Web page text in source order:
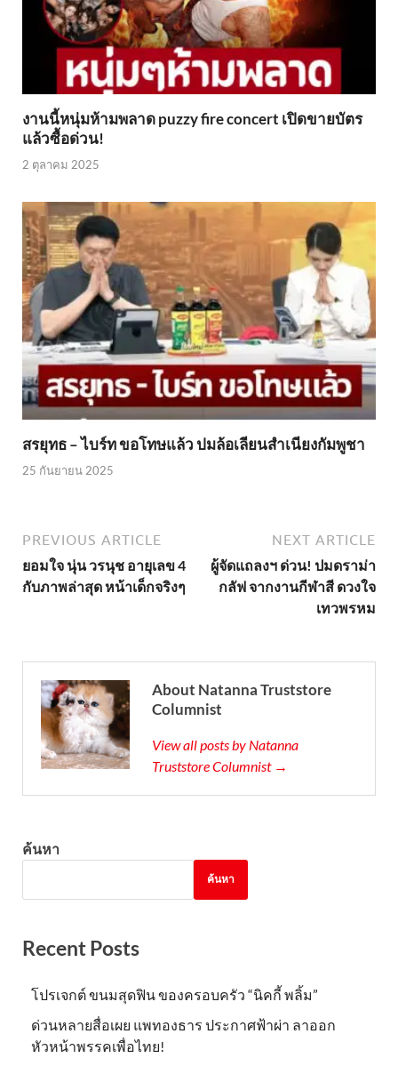
งานนี้หนุ่มห้ามพลาด puzzy fire concert เปิดขายบัตร
แล้วซื้อด่วน!
2 ตุลาคม 2025
สรยุทธ – ไบร์ท ขอโทษแล้ว ปมล้อเลียนสำเนียงกัมพูชา
25 กันยายน 2025
PREVIOUS ARTICLE
ยอมใจ นุ่น วรนุช อายุเลข 4
กับภาพล่าสุด หน้าเด็กจริงๆ
NEXT ARTICLE
ผู้จัดแถลงฯ ด่วน! ปมดราม่า
กลัฟ จากงานกีฬาสี ดวงใจ
เทวพรหม
About Natanna Truststore
Columnist
View all posts by Natanna
Truststore Columnist →
ค้นหา
ค้นหา
Recent Posts
โปรเจกต์ ขนมสุดฟิน ของครอบครัว “นิคกี้ พลิ้ม”
ด่วนหลายสื่อเผย แพทองธาร ประกาศฟ้าผ่า ลาออก
หัวหน้าพรรคเพื่อไทย!